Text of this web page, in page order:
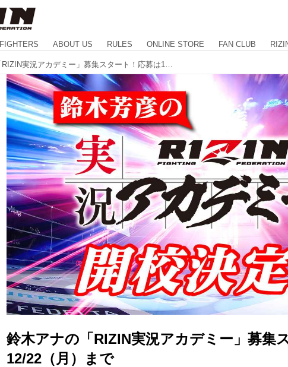
FIGHTERS ABOUT US RULES ONLINE STORE FAN CLUB
鈴木アナの「RIZIN実況アカデミー」募集
12/22（月）まで